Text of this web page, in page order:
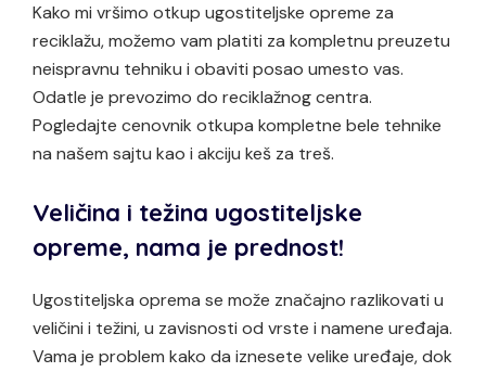
Kako mi vršimo otkup ugostiteljske opreme za
reciklažu, možemo vam platiti za kompletnu preuzetu
neispravnu tehniku i obaviti posao umesto vas.
Odatle je prevozimo do reciklažnog centra.
Pogledajte cenovnik otkupa kompletne bele tehnike
na našem sajtu kao i akciju keš za treš.
Veličina i težina ugostiteljske
opreme, nama je prednost!
Ugostiteljska oprema se može značajno razlikovati u
veličini i težini, u zavisnosti od vrste i namene uređaja.
Vama je problem kako da iznesete velike uređaje, dok